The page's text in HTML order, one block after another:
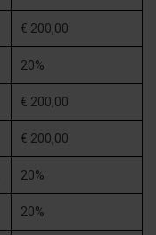
€ 200,00
20%
€ 200,00
€ 200,00
20%
20%